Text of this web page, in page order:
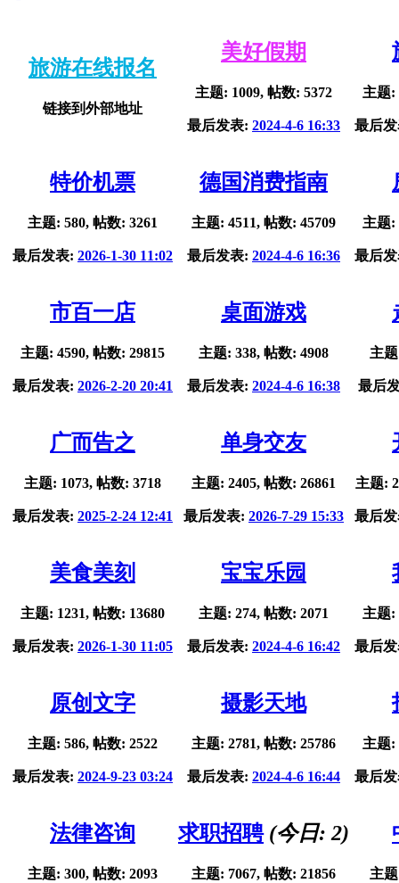
旅游在线报名
链接到外部地址
美好假期
主题: 1009, 帖数: 5372
最后发表: 2024-4-6 16:33
主题:
最后
特价机票
主题: 580, 帖数: 3261
最后发表: 2026-1-30 11:02
德国消费指南
主题: 4511, 帖数: 45709
最后发表: 2024-4-6 16:36
主题:
最后
市百一店
主题: 4590, 帖数: 29815
最后发表: 2026-2-20 20:41
桌面游戏
主题: 338, 帖数: 4908
最后发表: 2024-4-6 16:38
主
最后
广而告之
主题: 1073, 帖数: 3718
最后发表: 2025-2-24 12:41
单身交友
主题: 2405, 帖数: 26861
最后发表: 2026-7-29 15:33
主题:
最后
美食美刻
主题: 1231, 帖数: 13680
最后发表: 2026-1-30 11:05
宝宝乐园
主题: 274, 帖数: 2071
最后发表: 2024-4-6 16:42
主题:
最后
原创文字
主题: 586, 帖数: 2522
最后发表: 2024-9-23 03:24
摄影天地
主题: 2781, 帖数: 25786
最后发表: 2024-4-6 16:44
主题:
最后
法律咨询
主题: 300, 帖数: 2093
求职招聘(今日: 2)
主题: 7067, 帖数: 21856 主